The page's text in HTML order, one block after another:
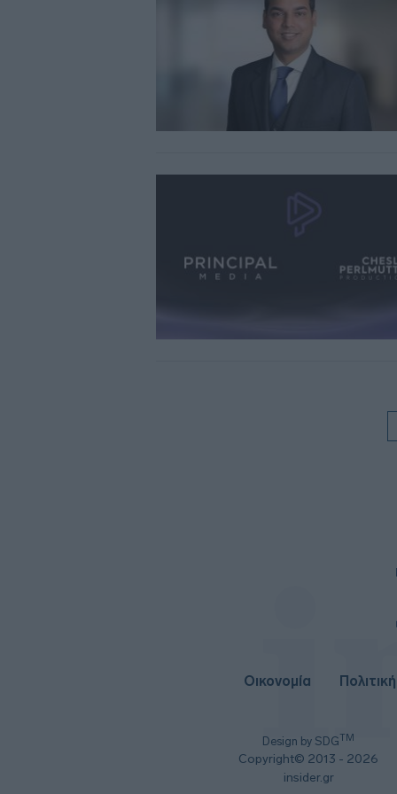
Οικονομία Πολιτική
Design by SDGTM
Copyright© 2013 - 2026
insider.gr